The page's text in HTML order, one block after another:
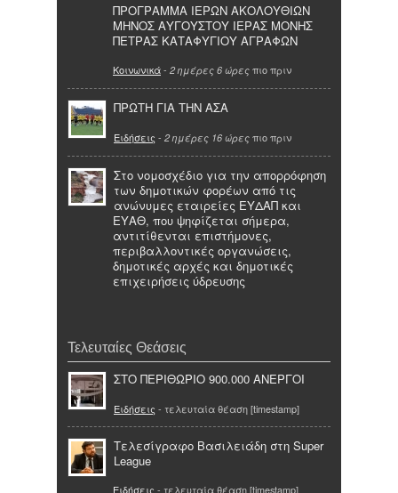
ΠΡΟΓΡΑΜΜΑ ΙΕΡΩΝ ΑΚΟΛΟΥΘΙΩΝ
ΜΗΝΟΣ ΑΥΓΟΥΣΤΟΥ ΙΕΡΑΣ ΜΟΝΗΣ
ΠΕΤΡΑΣ ΚΑΤΑΦΥΓΙΟΥ ΑΓΡΑΦΩΝ
Κοινωνικά- 2 ημέρες 6 ώρες πιο πριν
ΠΡΩΤΗ ΓΙΑ ΤΗΝ ΑΣΑ
Ειδήσεις - 2 ημέρες 16 ώρες πιο πριν
Στο νομοσχέδιο για την απορρόφηση
των δημοτικών φορέων από τις
ανώνυμες εταιρείες ΕΥΔΑΠ και
ΕΥΑΘ, που ψηφίζεται σήμερα,
αντιτίθενται επιστήμονες,
περιβαλλοντικές οργανώσεις,
δημοτικές αρχές και δημοτικές
επιχειρήσεις ύδρευσης
Τελευταίες Θεάσεις
ΣΤΟ ΠΕΡΙΘΩΡΙΟ 900.000 ΑΝΕΡΓΟΙ
Ειδήσεις - τελευταία θέαση [timestamp]
Τελεσίγραφο Βασιλειάδη στη Super
League
Ειδήσεις - τελευταία θέαση [timestamp]